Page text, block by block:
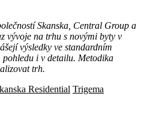
Skanska, Central Group a
vývoje na trhu s novými byty v
výsledky ve standardním
i v detailu. Metodika
trh.
Residential Trigema